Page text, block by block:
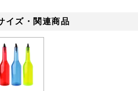
イズ・関連商品